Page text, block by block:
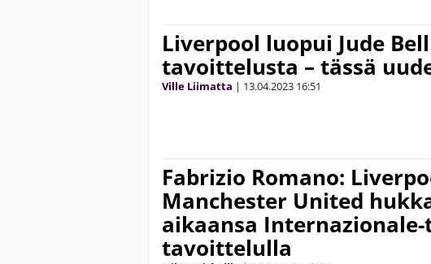
Liverpool luopui Jude
tavoittelusta – tässä
Ville Liimatta | 13.04.2023 16:51
Fabrizio Romano:
Manchester United
aikaansa
tavoittelulla